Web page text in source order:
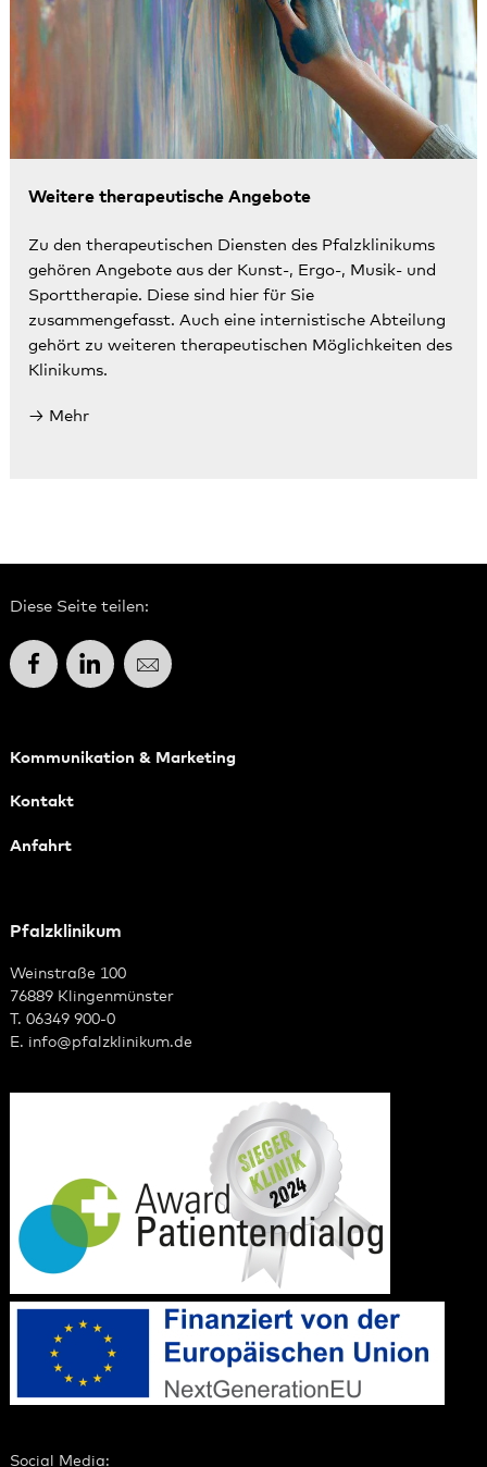
Weitere therapeutische Angebote
Zu den therapeutischen Diensten des Pfalzklinikums
gehören Angebote aus der Kunst-, Ergo-, Musik- und
Sporttherapie. Diese sind hier für Sie
zusammengefasst. Auch eine internistische Abteilung
gehört zu weiteren therapeutischen Möglichkeiten des
Klinikums.
Mehr
Diese Seite teilen:
FacebookLinkedInE-Mail
Kommunikation & Marketing
Kontakt
Anfahrt
Pfalzklinikum
Weinstraße 100
76889 Klingenmünster
T. 06349 900-0
E. info@pfalzklinikum.de
Social Media: